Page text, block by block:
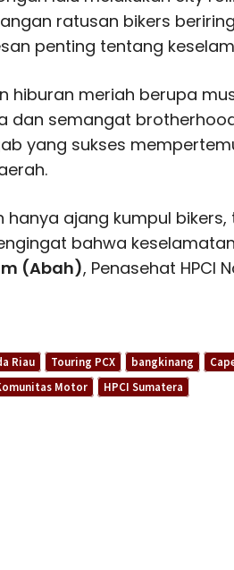
ratusan bikers
penting tentang
hiburan meriah berupa
dan semangat
yang sukses
hanya ajang kumpul
bahwa
(Abah), Penasehat HPCI
Riau Touring PCX bangkinang
Motor HPCI Sumatera